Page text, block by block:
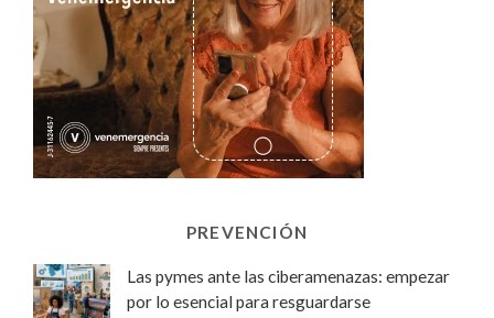
PREVENCIÓN
Las pymes ante las ciberamenazas: empezar
por lo esencial para resguardarse